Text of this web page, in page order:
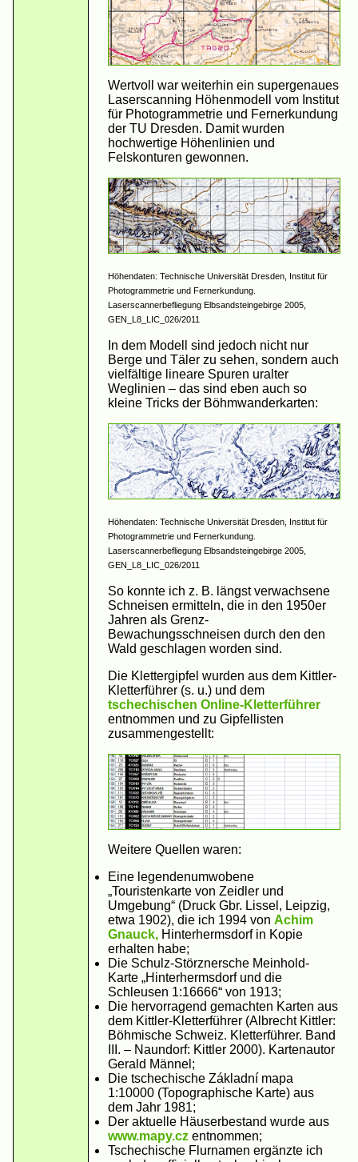
Wertvoll war weiterhin ein supergenaues
Laserscanning Höhenmodell vom Institut
für Photogrammetrie und Fernerkundung
der TU Dresden. Damit wurden
hochwertige Höhenlinien und
Felskonturen gewonnen.
Höhendaten: Technische Universität Dresden, Institut für
Photogrammetrie und Fernerkundung.
Laserscannerbefliegung Elbsandsteingebirge 2005,
GEN_L8_LIC_026/2011
In dem Modell sind jedoch nicht nur
Berge und Täler zu sehen, sondern auch
vielfältige lineare Spuren uralter
Weglinien – das sind eben auch so
kleine Tricks der Böhmwanderkarten:
Höhendaten: Technische Universität Dresden, Institut für
Photogrammetrie und Fernerkundung.
Laserscannerbefliegung Elbsandsteingebirge 2005,
GEN_L8_LIC_026/2011
So konnte ich z. B. längst verwachsene
Schneisen ermitteln, die in den 1950er
Jahren als Grenz-
Bewachungsschneisen durch den den
Wald geschlagen worden sind.
Die Klettergipfel wurden aus dem Kittler-
Kletterführer (s. u.) und dem
tschechischen Online-Kletterführer
entnommen und zu Gipfellisten
zusammengestellt:
Weitere Quellen waren:
Eine legendenumwobene
„Touristenkarte von Zeidler und
Umgebung“ (Druck Gbr. Lissel, Leipzig,
etwa 1902), die ich 1994 von Achim
Gnauck, Hinterhermsdorf in Kopie
erhalten habe;
Die Schulz-Störznersche Meinhold-
Karte „Hinterhermsdorf und die
Schleusen 1:16666“ von 1913;
Die hervorragend gemachten Karten aus
dem Kittler-Kletterführer (Albrecht Kittler:
Böhmische Schweiz. Kletterführer. Band
III. – Naundorf: Kittler 2000). Kartenautor
Gerald Männel;
Die tschechische Základní mapa
1:10000 (Topographische Karte) aus
dem Jahr 1981;
Der aktuelle Häuserbestand wurde aus
www.mapy.cz entnommen;
Tschechische Flurnamen ergänzte ich